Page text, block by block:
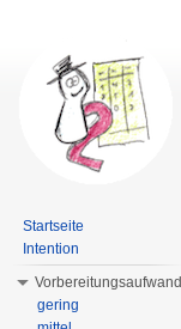
Startseite
Intention
Vorbereitungsaufwand
gering